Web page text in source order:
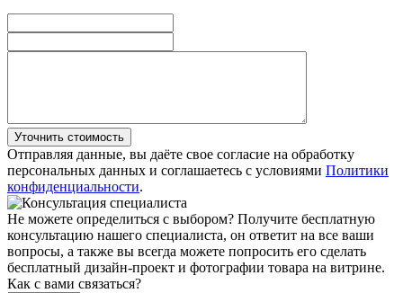
Уточнить стоимость
Отправляя данные, вы даёте свое согласие на обработку
персональных данных и соглашаетесь с условиями Политики
конфиденциальности.
Не можете определиться с выбором? Получите бесплатную
консультацию нашего специалиста, он ответит на все ваши
вопросы, а также вы всегда можете попросить его сделать
бесплатный дизайн-проект и фотографии товара на витрине.
Как с вами связаться?